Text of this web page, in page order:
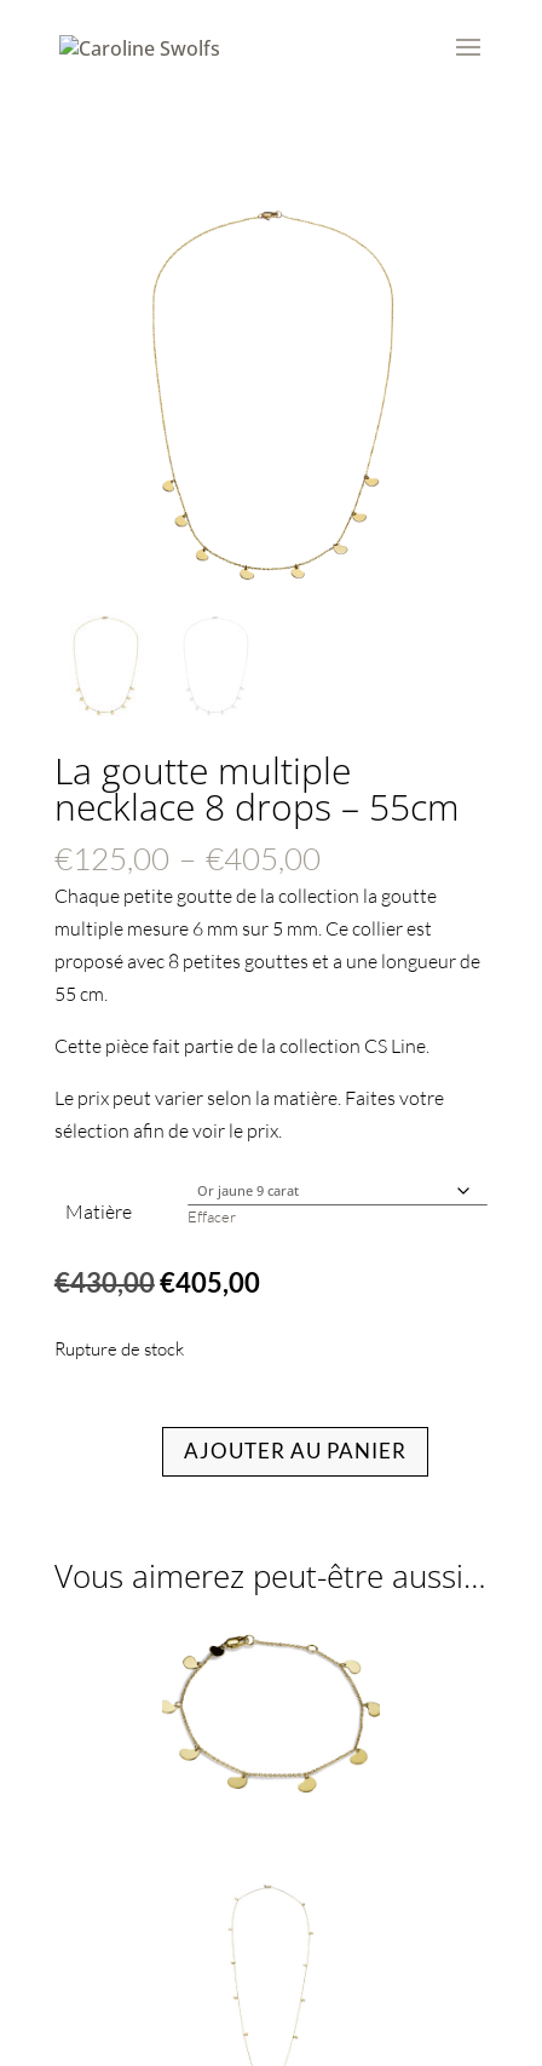
La goutte multiple
necklace 8 drops – 55cm
€125,00 – €405,00Plage
de
prix :
€125,00
Chaque petite goutte de la collection la goutte
multiple mesure 6 mm sur 5 mm. Ce collier est
proposé avec 8 petites gouttes et a une longueur de
55 cm.
Cette pièce fait partie de la collection CS Line.
Le prix peut varier selon la matière. Faites votre
sélection afin de voir le prix.
Matière Effacer
€430,00Le
initial
€405,00Le
Rupture de stock
AJOUTER AU PANIER
Vous aimerez peut-être aussi…